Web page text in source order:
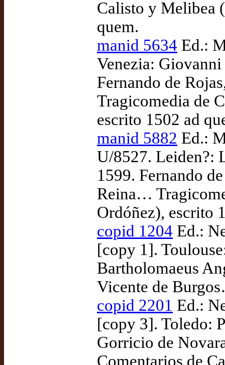
Calisto y Melibea
quem.
manid 5634 Ed.:
Venezia: Giovanni
Fernando de
Tragicomedia de
escrito 1502 ad
manid 5882 Ed.:
U/8527. Leiden?:
1599. Fernando
Reina…
Ordóñez), escrito
copid 1204 Ed.:
[copy 1].
Bartholomaeus
Vicente de
copid 2201 Ed.:
[copy 3]. Toledo:
Gorricio de
Comentarios de